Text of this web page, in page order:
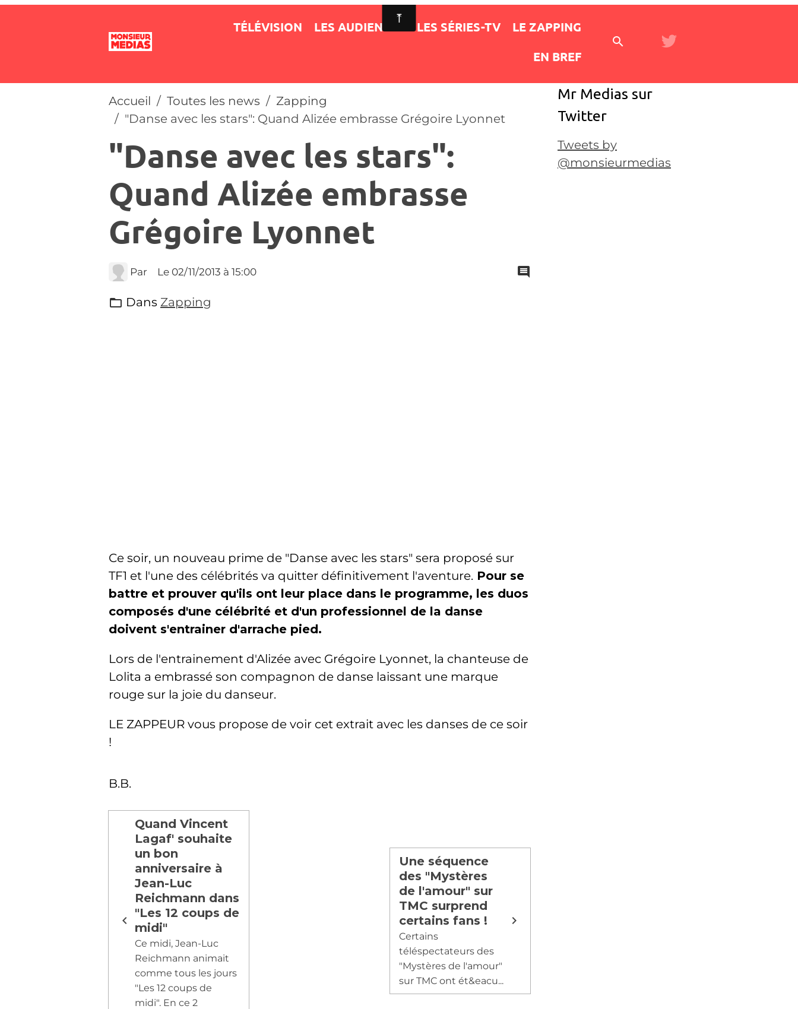
TÉLÉVISION LES AUDIENCES LES SÉRIES-TV
LE ZAPPING
EN BREF
Accueil Toutes les news
Zapping
"Danse avec les stars": Quand Alizée embrasse Grégoire Lyonnet
"Danse avec les stars":
Quand Alizée embrasse
Grégoire Lyonnet
Par Le 02/11/2013 à 15:00
Dans Zapping
Ce soir, un nouveau prime de "Danse avec les stars" sera proposé sur
TF1 et l'une des célébrités va quitter définitivement l'aventure. Pour se
battre et prouver qu'ils ont leur place dans le programme, les duos
composés d'une célébrité et d'un professionnel de la danse
doivent s'entrainer d'arrache pied.
Lors de l'entrainement d'Alizée avec Grégoire Lyonnet, la chanteuse de
Lolita a embrassé son compagnon de danse laissant une marque
rouge sur la joie du danseur.
LE ZAPPEUR vous propose de voir cet extrait avec les danses de ce soir
!
B.B.
Quand Vincent
Lagaf' souhaite
un bon
anniversaire à
Jean-Luc
Reichmann dans
"Les 12 coups de
midi"
Ce midi, Jean-Luc
Reichmann animait
comme tous les jours
"Les 12 coups de
midi". En ce 2
Une séquence
des "Mystères
de l'amour" sur
TMC surprend
certains fans !
Certains
téléspectateurs des
"Mystères de l'amour"
sur TMC ont ét&eacu...
Mr Medias sur
Twitter
Tweets by
@monsieurmedias